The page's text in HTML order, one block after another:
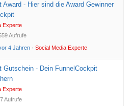
Award - Hier sind die Award Gewinner
Experte
Aufrufe
4 Jahren ·Social Media Experte
Gutschein - Dein FunnelCockpit
Experte
Aufrufe